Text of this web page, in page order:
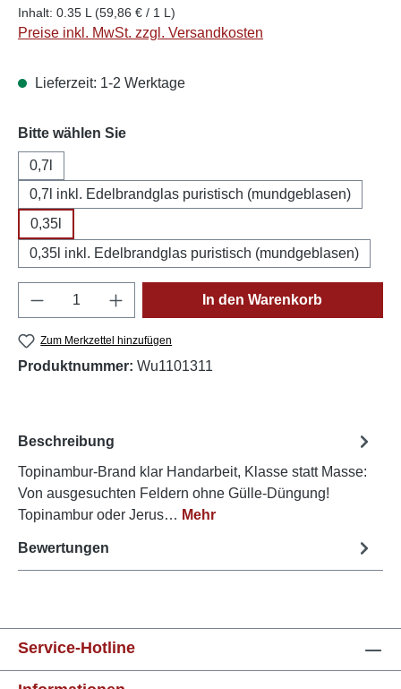
Inhalt: 0.35 L (59,86 € / 1 L)
Preise inkl. MwSt. zzgl. Versandkosten
Lieferzeit: 1-2 Werktage
Bitte wählen Sieauswählen
0,7l
0,7l inkl. Edelbrandglas puristisch (mundgeblasen)
0,35l
0,35l inkl. Edelbrandglas puristisch (mundgeblasen)
Produkt Anzahl: Gib den gewünschten
In den Warenkorb
Zum Merkzettel hinzufügen
Produktnummer: Wu1101311
Beschreibung
Topinambur-Brand klar Handarbeit, Klasse statt Masse:
Von ausgesuchten Feldern ohne Gülle-Düngung!
Topinambur oder Jerus… Mehr
Bewertungen
Service-Hotline